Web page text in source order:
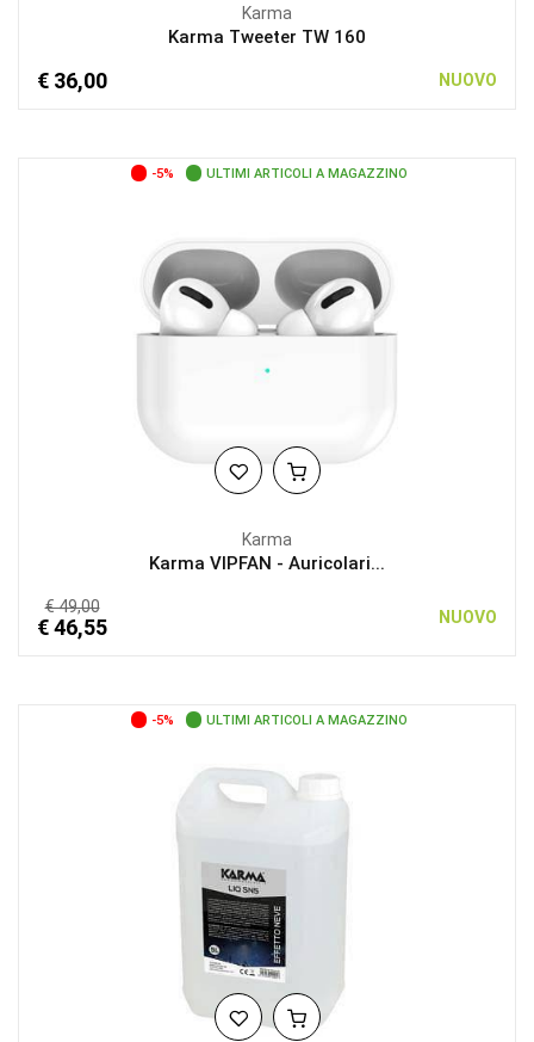
Karma
Karma Tweeter TW 160
€ 36,00 NUOVO
-5% ULTIMI ARTICOLI A MAGAZZINO
Karma
Karma VIPFAN - Auricolari...
€ 49,00
€ 46,55 NUOVO
-5% ULTIMI ARTICOLI A MAGAZZINO